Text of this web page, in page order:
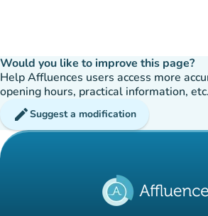
Would you like to improve this page?
Help Affluences users access more
opening hours, practical information,
editSuggest a modification